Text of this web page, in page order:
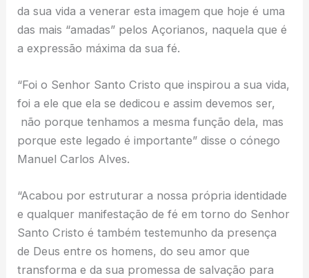
da sua vida a venerar esta imagem que hoje é uma
das mais “amadas” pelos Açorianos, naquela que é
a expressão máxima da sua fé.
“Foi o Senhor Santo Cristo que inspirou a sua vida,
foi a ele que ela se dedicou e assim devemos ser,
não porque tenhamos a mesma função dela, mas
porque este legado é importante” disse o cónego
Manuel Carlos Alves.
“Acabou por estruturar a nossa própria identidade
e qualquer manifestação de fé em torno do Senhor
Santo Cristo é também testemunho da presença
de Deus entre os homens, do seu amor que
transforma e da sua promessa de salvação para